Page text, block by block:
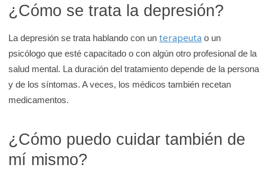
¿Cómo se trata la depresión?
La depresión se trata hablando con unterapeuta o un
psicólogo que esté capacitado o con algún otro profesional de la
salud mental. La duración del tratamiento depende de la persona
y de los síntomas. A veces, los médicos también recetan
medicamentos.
¿Cómo puedo cuidar también de
mí mismo?